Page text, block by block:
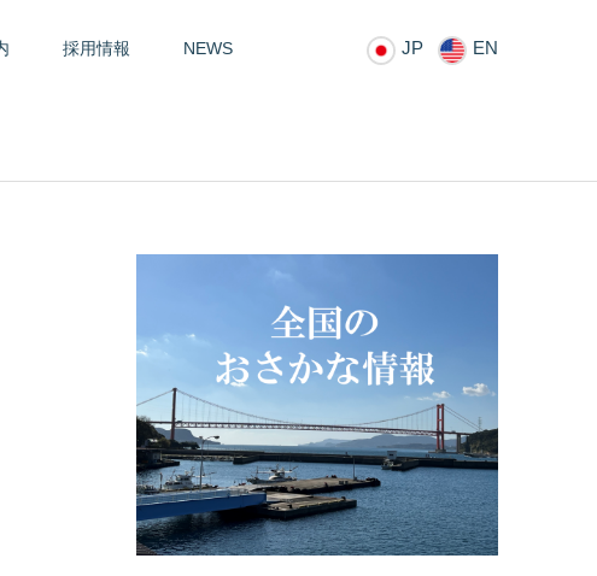
採用情報 NEWS JP EN